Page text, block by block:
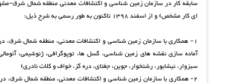
ای کار مشخص) و از اسفند 1398 تاکنون به طور رسمی به شرح ذیل:
1- همکاری با سازمان زمین شناسی و اکتشافات معدنی، منطقه شمال
سبزوار، نیشابور، رشتخوار، جوین، جغتای، دره گز، خواف و کلات نادری)
2- همکاری با سازمان زمین شناسی و اکتشافات معدنی، منطقه شمال شرق،